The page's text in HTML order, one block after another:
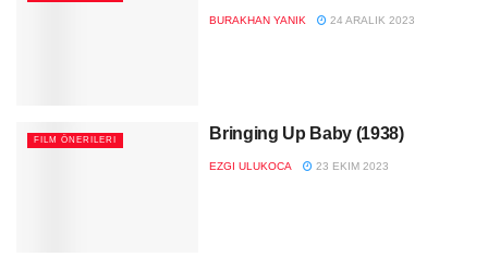
BURAKHAN YANIK 24 ARALIK 2023
FILM ÖNERILERI Bringing Up Baby (1938)
EZGI ULUKOCA 23 EKIM 2023